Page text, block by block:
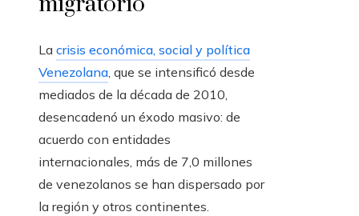
La crisis económica, social y política
Venezolana, que se intensificó desde
mediados de la década de 2010,
desencadenó un éxodo masivo: de
acuerdo con entidades
internacionales, más de 7,0 millones
de venezolanos se han dispersado por
la región y otros continentes.